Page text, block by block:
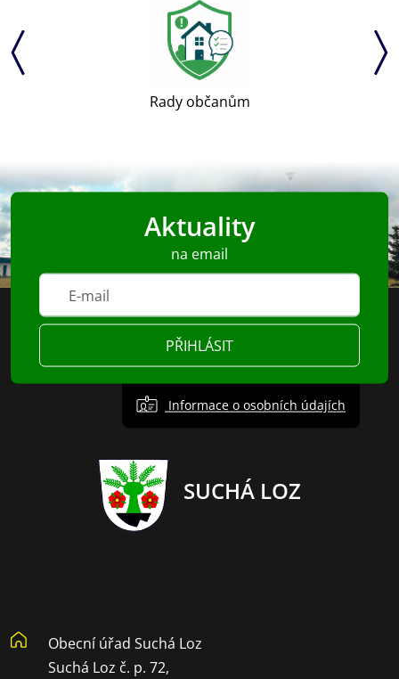
Uherský Brod
Aktuality
na email
PŘIHLÁSIT
Informace o osobních údajích
SUCHÁ LOZ
Obecní úřad Suchá Loz
Suchá Loz č. p. 72,